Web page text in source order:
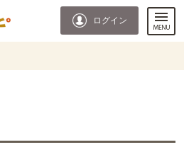
ログイン